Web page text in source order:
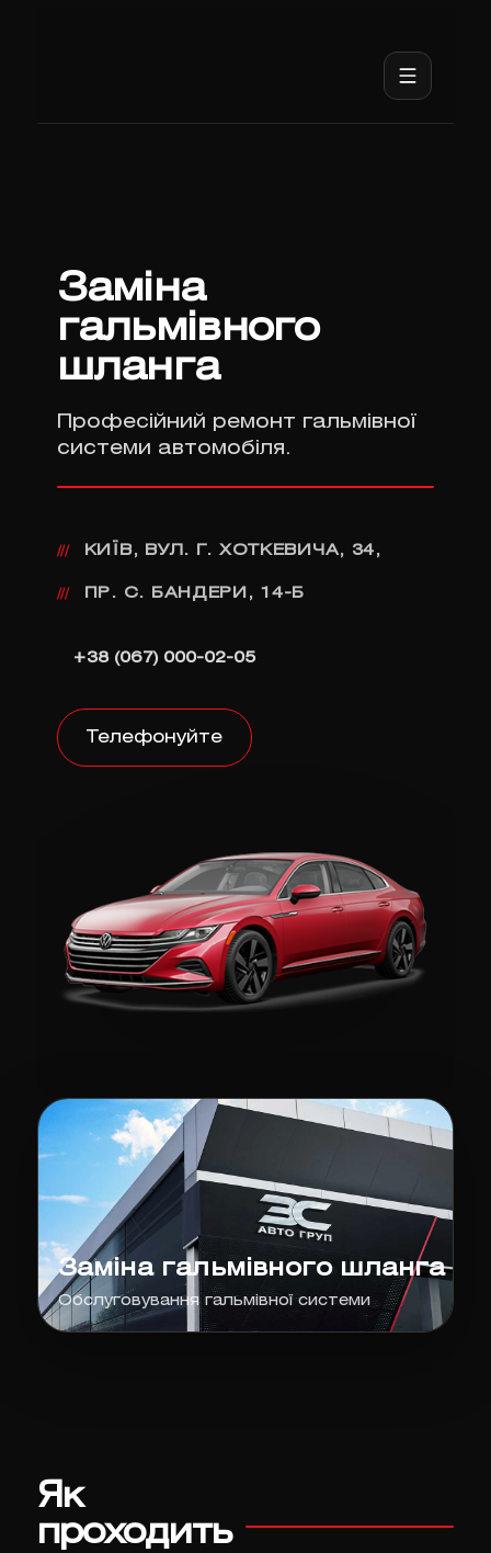
Заміна
гальмівного
шланга
Професійний ремонт гальмівної
системи автомобіля.
/// КИЇВ, ВУЛ. Г. ХОТКЕВИЧА, 34,
/// ПР. С. БАНДЕРИ, 14-Б
+38 (067) 000-02-05
Телефонуйте
Заміна гальмівного шланга
Обслуговування гальмівної системи
Як
проходить